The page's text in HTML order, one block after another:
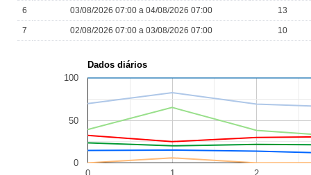
6 03/08/2026 07:00 a 04/08/2026 07:00 13
7 02/08/2026 07:00 a 03/08/2026 07:00 10
Dados diários
0
50
100